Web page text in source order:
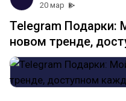
20 мар
Telegram Подарки:
новом тренде,